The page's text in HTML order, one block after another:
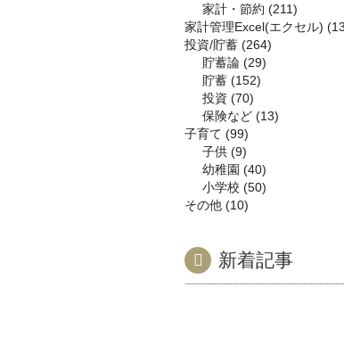
家計・節約
211
家計管理Excel(エクセル)
13
投資/貯蓄 264
貯蓄論 29
貯蓄
152
投資
70
保険など
13
子育て
99
子供 9
幼稚園
40
小学校
50
その他
10
新着記事